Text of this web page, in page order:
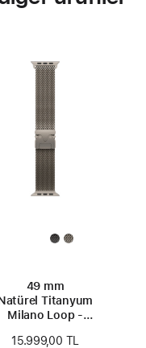
49 mm
Titanyum
Milano Loop -
15.999,00 TL